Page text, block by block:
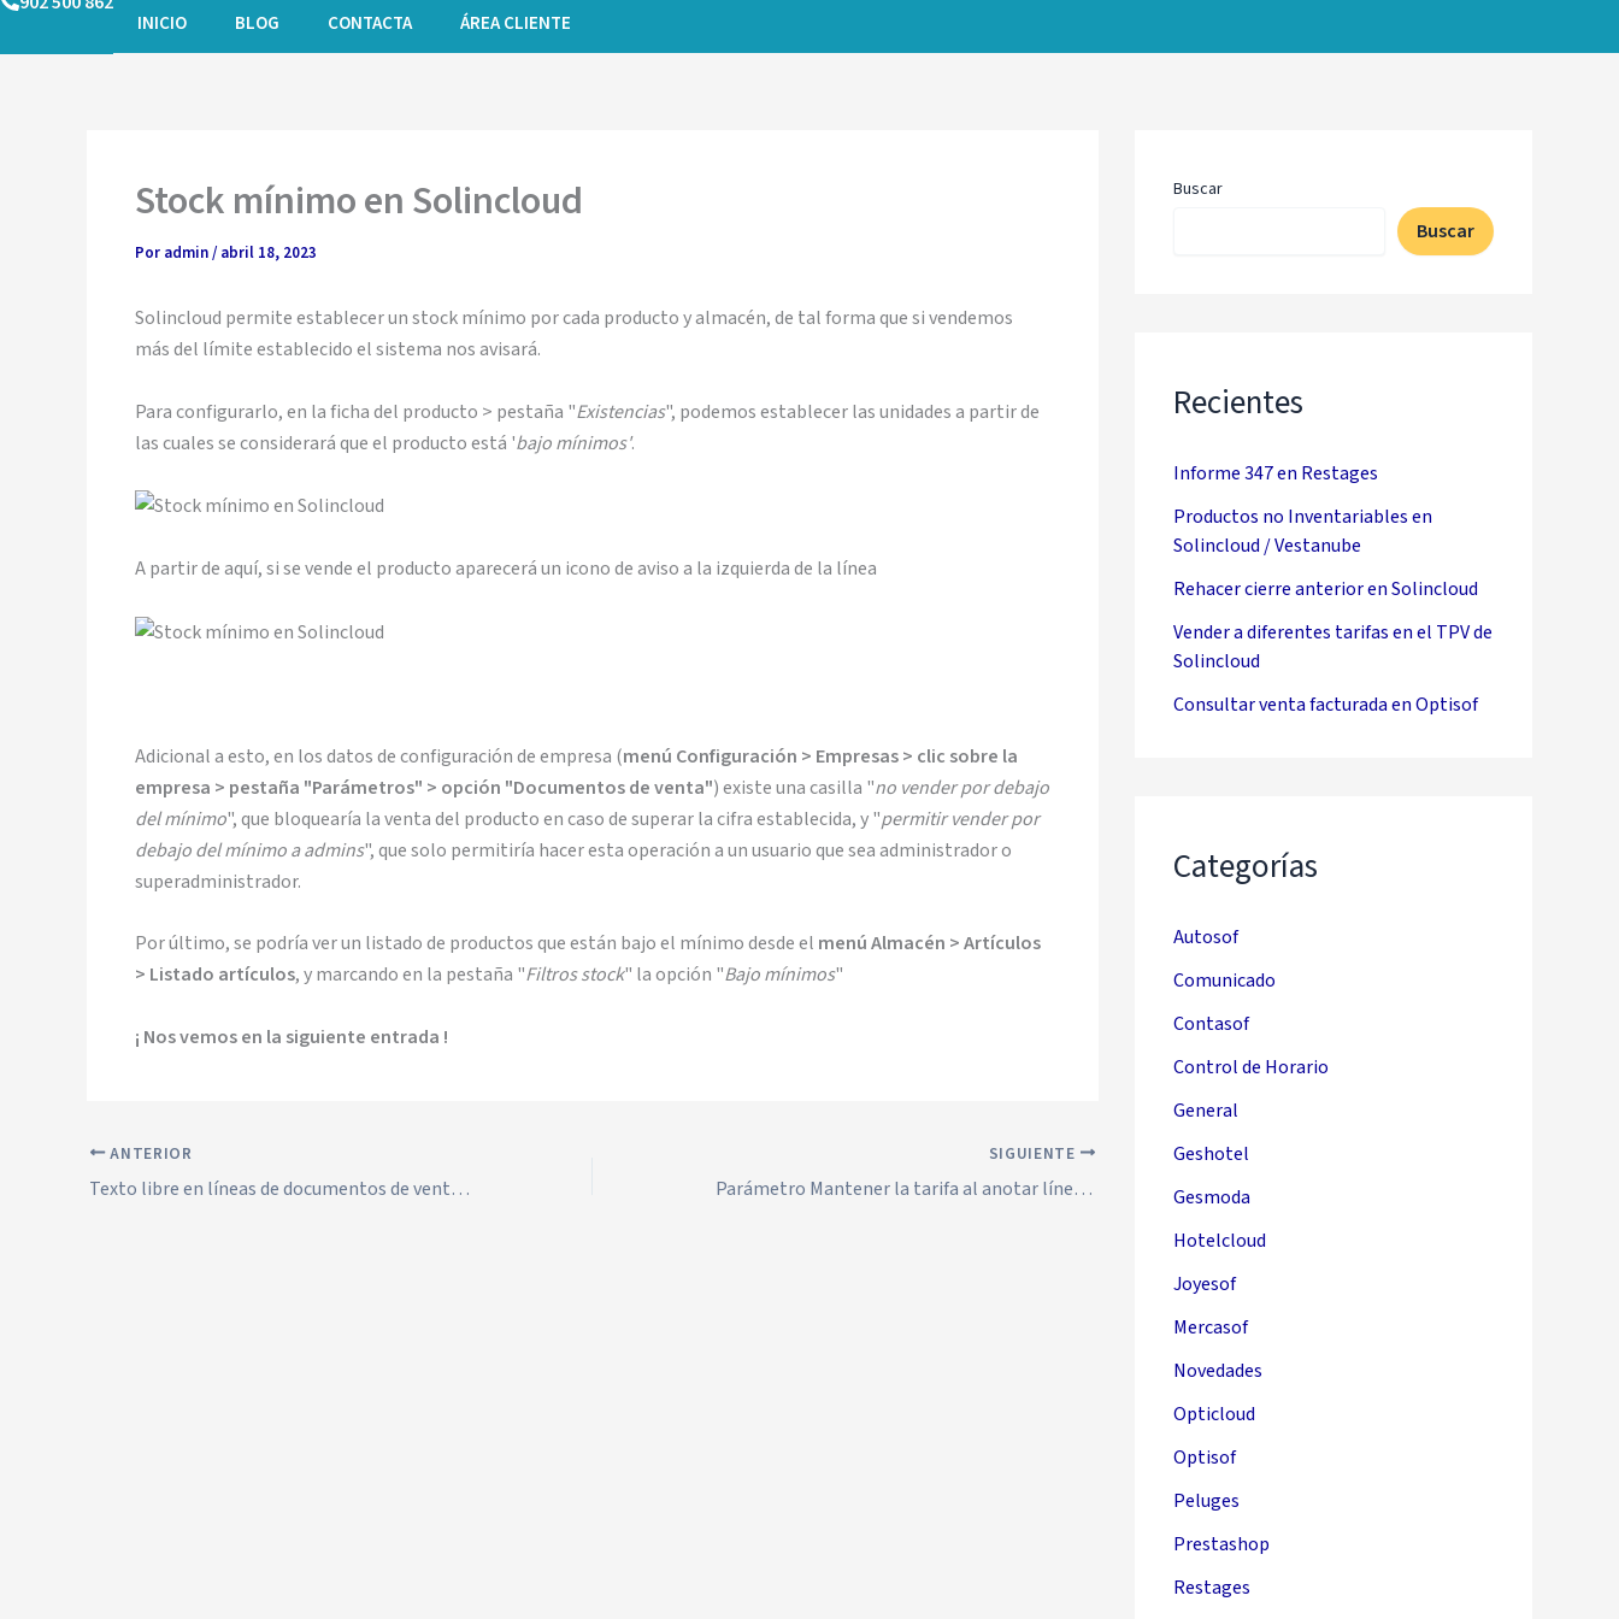
Ir
INICIO BLOG CONTACTA ÁREA CLIENTE
Stock mínimo en Solincloud
Por admin/ abril 18, 2023
Solincloud permite establecer un stock mínimo por cada producto y almacén, de tal forma que si vendemos
más del límite establecido el sistema nos avisará.
Para configurarlo, en la ficha del producto > pestaña "Existencias", podemos establecer las unidades a partir de
las cuales se considerará que el producto está 'bajo mínimos'.
A partir de aquí, si se vende el producto aparecerá un icono de aviso a la izquierda de la línea
Adicional a esto, en los datos de configuración de empresa (menú Configuración > Empresas > clic sobre la
empresa > pestaña "Parámetros" > opción "Documentos de venta") existe una casilla "no vender por debajo
del mínimo", que bloquearía la venta del producto en caso de superar la cifra establecida, y "permitir vender por
debajo del mínimo a admins", que solo permitiría hacer esta operación a un usuario que sea administrador o
superadministrador.
Por último, se podría ver un listado de productos que están bajo el mínimo desde el menú Almacén > Artículos
> Listado artículos, y marcando en la pestaña "Filtros stock" la opción "Bajo mínimos"
¡ Nos vemos en la siguiente entrada !
ANTERIOR
Texto libre en líneas de documentos de venta en TpvSof
SIGUIENTE
Parámetro Mantener la tarifa al anotar línea en Solincloud / Vestanube
Buscar
Buscar
Recientes
Informe 347 en Restages
Productos no Inventariables en
Solincloud / Vestanube
Rehacer cierre anterior en Solincloud
Vender a diferentes tarifas en el TPV de
Solincloud
Consultar venta facturada en Optisof
Categorías
Autosof
Comunicado
Contasof
Control de Horario
General
Geshotel
Gesmoda
Hotelcloud
Joyesof
Mercasof
Novedades
Opticloud
Optisof
Peluges
Prestashop
Restages